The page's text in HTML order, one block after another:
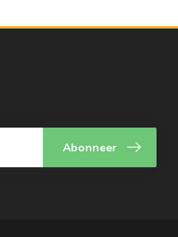
Abonneer